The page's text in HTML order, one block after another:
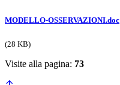
MODELLO-OSSERVAZIONI.doc
(28 KB)
Visite alla pagina: 73